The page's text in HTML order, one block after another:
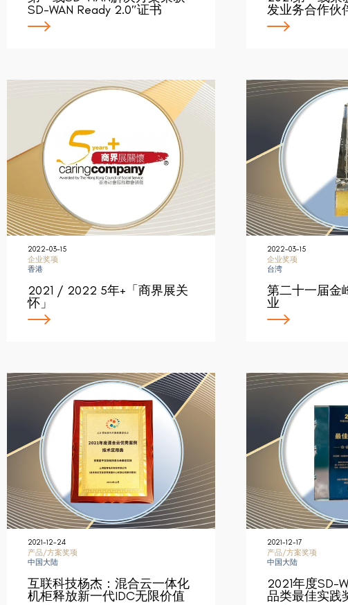
SD-WAN Ready 2.0″证书
发业务合作伙
2022-03-15
企业奖项
香港
2021 / 2022 5年+「商界展关
怀」
2022-03-15
企业奖项
台湾
第二十一届金
业
2021-12-24
产品/方案奖项
中国大陆
互联科技杨杰：混合云一体化
机柜释放新一代IDC无限价值
2021-12-17
产品/方案奖项
中国大陆
2021年度SD-
品类最佳实践